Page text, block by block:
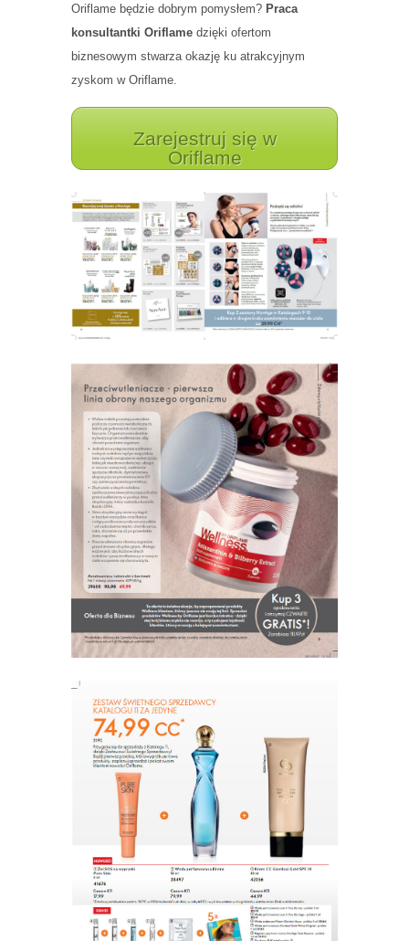
Oriflame będzie dobrym pomysłem? Praca
konsultantki Oriflame dzięki ofertom
biznesowym stwarza okazję ku atrakcyjnym
zyskom w Oriflame.
Zarejestruj się w
Oriflame